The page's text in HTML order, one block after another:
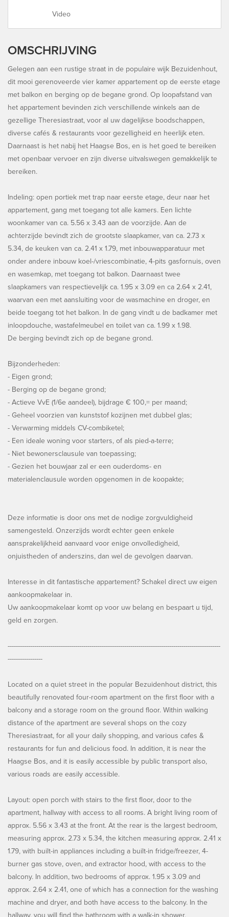
Video
OMSCHRIJVING
Gelegen aan een rustige straat in de populaire wijk Bezuidenhout,
dit mooi gerenoveerde vier kamer appartement op de eerste etage
met balkon en berging op de begane grond. Op loopafstand van
het appartement bevinden zich verschillende winkels aan de
gezellige Theresiastraat, voor al uw dagelijkse boodschappen,
diverse cafés & restaurants voor gezelligheid en heerlijk eten.
Daarnaast is het nabij het Haagse Bos, en is het goed te bereiken
met openbaar vervoer en zijn diverse uitvalswegen gemakkelijk te
bereiken.
Indeling: open portiek met trap naar eerste etage, deur naar het
appartement, gang met toegang tot alle kamers. Een lichte
woonkamer van ca. 5.56 x 3.43 aan de voorzijde. Aan de
achterzijde bevindt zich de grootste slaapkamer, van ca. 2.73 x
5.34, de keuken van ca. 2.41 x 1.79, met inbouwapparatuur met
onder andere inbouw koel-/vriescombinatie, 4-pits gasfornuis, oven
en wasemkap, met toegang tot balkon. Daarnaast twee
slaapkamers van respectievelijk ca. 1.95 x 3.09 en ca 2.64 x 2.41,
waarvan een met aansluiting voor de wasmachine en droger, en
beide toegang tot het balkon. In de gang vindt u de badkamer met
inloopdouche, wastafelmeubel en toilet van ca. 1.99 x 1.98.
De berging bevindt zich op de begane grond.
Bijzonderheden:
- Eigen grond;
- Berging op de begane grond;
- Actieve VvE (1/6e aandeel), bijdrage € 100,= per maand;
- Geheel voorzien van kunststof kozijnen met dubbel glas;
- Verwarming middels CV-combiketel;
- Een ideale woning voor starters, of als pied-a-terre;
- Niet bewonersclausule van toepassing;
- Gezien het bouwjaar zal er een ouderdoms- en
materialenclausule worden opgenomen in de koopakte;
Deze informatie is door ons met de nodige zorgvuldigheid
samengesteld. Onzerzijds wordt echter geen enkele
aansprakelijkheid aanvaard voor enige onvolledigheid,
onjuistheden of anderszins, dan wel de gevolgen daarvan.
Interesse in dit fantastische appartement? Schakel direct uw eigen
aankoopmakelaar in.
Uw aankoopmakelaar komt op voor uw belang en bespaart u tijd,
geld en zorgen.
--------------------------------------------------------------------------------------------------------
-----------------
Located on a quiet street in the popular Bezuidenhout district, this
beautifully renovated four-room apartment on the first floor with a
balcony and a storage room on the ground floor. Within walking
distance of the apartment are several shops on the cozy
Theresiastraat, for all your daily shopping, and various cafes &
restaurants for fun and delicious food. In addition, it is near the
Haagse Bos, and it is easily accessible by public transport also,
various roads are easily accessible.
Layout: open porch with stairs to the first floor, door to the
apartment, hallway with access to all rooms. A bright living room of
approx. 5.56 x 3.43 at the front. At the rear is the largest bedroom,
measuring approx. 2.73 x 5.34, the kitchen measuring approx. 2.41 x
1.79, with built-in appliances including a built-in fridge/freezer, 4-
burner gas stove, oven, and extractor hood, with access to the
balcony. In addition, two bedrooms of approx. 1.95 x 3.09 and
approx. 2.64 x 2.41, one of which has a connection for the washing
machine and dryer, and both have access to the balcony. In the
hallway, you will find the bathroom with a walk-in shower,